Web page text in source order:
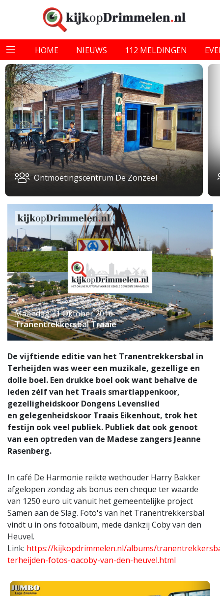
HOME NIEUWS 112 MELDINGEN
Ontmoetingscentrum De Zonzeel
Maandag 31 Oktober 2016
Tranentrekkersbal Traaie
De vijftiende editie van het Tranentrekkersbal in
Terheijden was weer een muzikale, gezellige en
dolle boel. Een drukke boel ook want behalve de
leden zélf van het Traais smartlappenkoor,
gezelligheidskoor Dongens Levenslied
en gelegenheidskoor Traais Eikenhout, trok het
festijn ook veel publiek. Publiek dat ook genoot
van een optreden van de Madese zangers Jeanne
Rasenberg.
In café De Harmonie reikte wethouder Harry Bakker
afgelopen zondag als bonus een cheque ter waarde
van 1250 euro uit vanuit het gemeentelijke project
Samen aan de Slag. Foto's van het Tranentrekkersbal
vindt u in ons fotoalbum, mede dankzij Coby van den
Heuvel.
Link: https://kijkopdrimmelen.nl/albums/
terheijden-fotos-oacoby-van-den-heuvel.html